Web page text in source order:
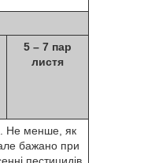
5 – 7 пар
листя
Не менше, як
бажано при
пестицидів